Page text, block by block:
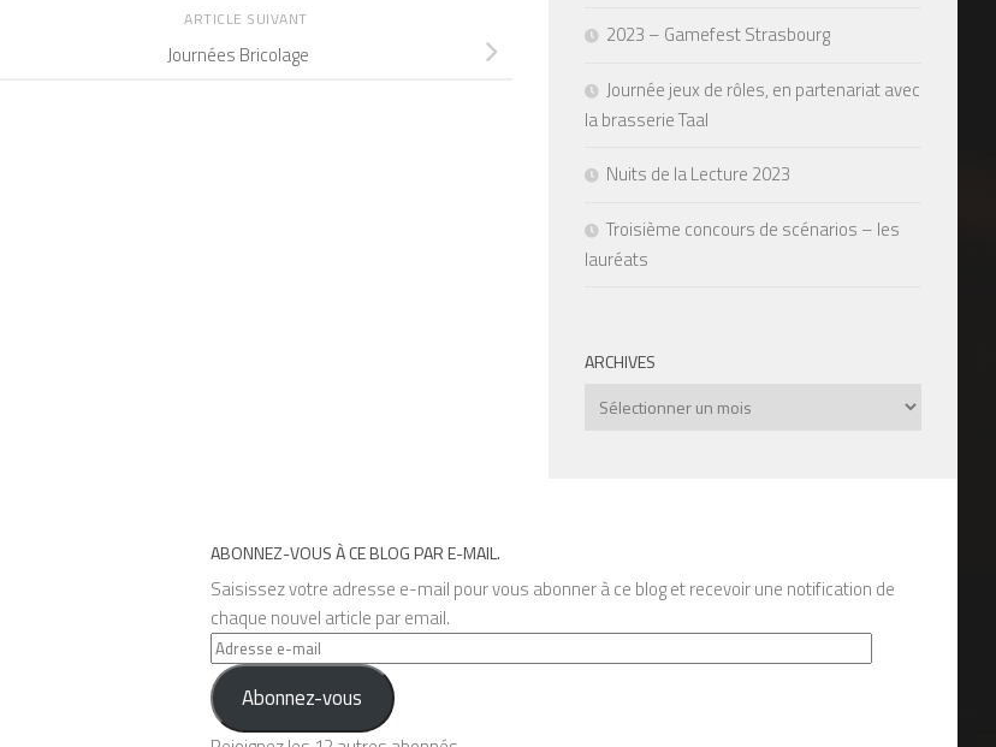
ARTICLE SUIVANT
Journées Bricolage
2023 – Gamefest Strasbourg
Journée jeux de rôles, en partenariat avec
la brasserie Taal
Nuits de la Lecture 2023
Troisième concours de scénarios – les
lauréats
ARCHIVES
Archives
ABONNEZ-VOUS À CE BLOG PAR E-MAIL.
Saisissez votre adresse e-mail pour vous abonner à ce blog et recevoir une notification de
chaque nouvel article par email.
Adresse
e-
mail Abonnez-vous